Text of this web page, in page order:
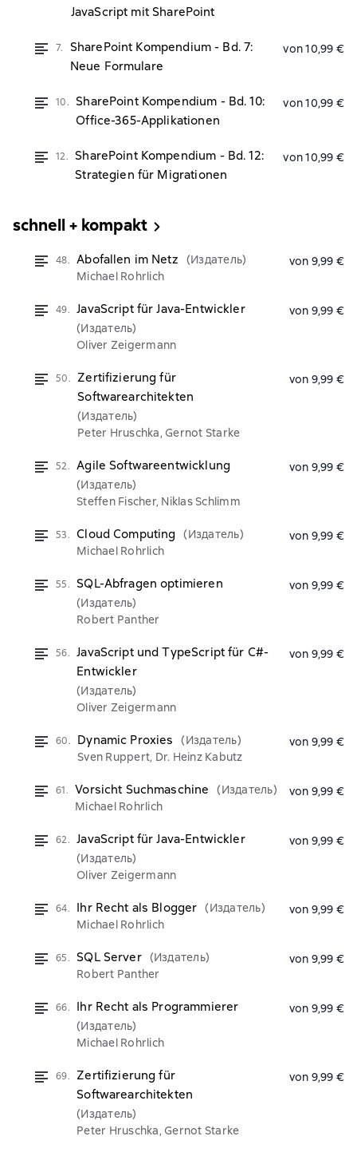
JavaScript mit SharePoint
7.
SharePoint Kompendium - Bd. 7:
Neue Formulare
von 10,99 €
10.
SharePoint Kompendium - Bd. 10:
Office-365-Applikationen
von 10,99 €
12.
SharePoint Kompendium - Bd. 12:
Strategien für Migrationen
von 10,99 €
schnell + kompakt
48. Abofallen im Netz
(Издатель)
Michael Rohrlich
von 9,99 €
49. JavaScript für Java-Entwickler
(Издатель)
Oliver Zeigermann
von 9,99 €
50.
Zertifizierung für
Softwarearchitekten
(Издатель)
Peter Hruschka, Gernot Starke
von 9,99 €
52. Agile Softwareentwicklung
(Издатель)
Steffen Fischer, Niklas Schlimm
von 9,99 €
53. Cloud Computing
(Издатель)
Michael Rohrlich
von 9,99 €
55. SQL-Abfragen optimieren
(Издатель)
Robert Panther
von 9,99 €
56. JavaScript und TypeScript für C#-
Entwickler
(Издатель)
Oliver Zeigermann
von 9,99 €
60. Dynamic Proxies
(Издатель)
Sven Ruppert, Dr. Heinz Kabutz
von 9,99 €
61. Vorsicht Suchmaschine
(Издатель)
Michael Rohrlich
von 9,99 €
62. JavaScript für Java-Entwickler
(Издатель)
Oliver Zeigermann
von 9,99 €
64. Ihr Recht als Blogger (Издатель)
Michael Rohrlich
von 9,99 €
65. SQL Server (Издатель)
Robert Panther
von 9,99 €
66. Ihr Recht als Programmierer
(Издатель)
Michael Rohrlich
von 9,99 €
69.
Zertifizierung für
Softwarearchitekten
(Издатель)
Peter Hruschka, Gernot Starke
von 9,99 €